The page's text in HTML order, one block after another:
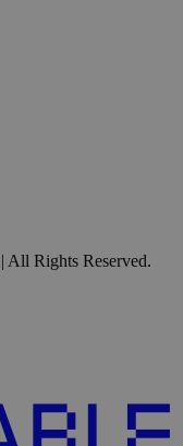
All Rights Reserved.